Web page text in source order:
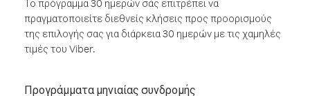
Το πρόγραμμα 30 ημερών σάς επιτρέπει να
πραγματοποιείτε διεθνείς κλήσεις προς προορισμούς
της επιλογής σας για διάρκεια 30 ημερών με τις χαμηλές
τιμές του Viber.
Προγράμματα μηνιαίας συνδρομής